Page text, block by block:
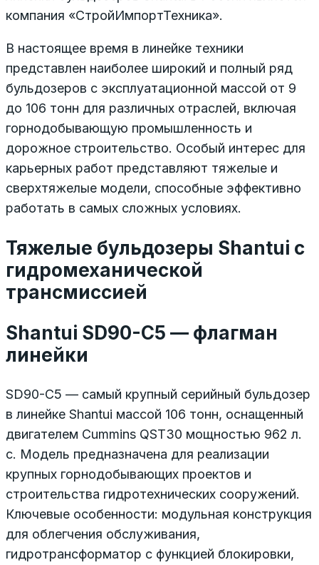
компания «СтройИмпортТехника».
В настоящее время в линейке техники
представлен наиболее широкий и полный ряд
бульдозеров с эксплуатационной массой от 9
до 106 тонн для различных отраслей, включая
горнодобывающую промышленность и
дорожное строительство. Особый интерес для
карьерных работ представляют тяжелые и
сверхтяжелые модели, способные эффективно
работать в самых сложных условиях.
Тяжелые бульдозеры Shantui с
гидромеханической
трансмиссией
Shantui SD90-C5 — флагман
линейки
SD90-C5 — самый крупный серийный бульдозер
в линейке Shantui массой 106 тонн, оснащенный
двигателем Cummins QST30 мощностью 962 л.
с. Модель предназначена для реализации
крупных горнодобывающих проектов и
строительства гидротехнических сооружений.
Ключевые особенности: модульная конструкция
для облегчения обслуживания,
гидротрансформатор с функцией блокировки,